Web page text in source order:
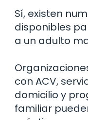
Sí, existen
disponibles
a un adulto
con ACV,
domicilio y
familiar